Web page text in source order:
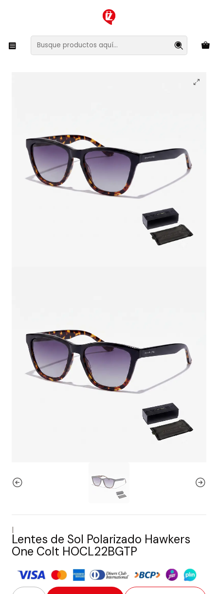
XMAS SALE ¡Compra antes de que la oferta termine!
Lentes y Accesorios Lentes de Sol
Lentes de Sol Polarizado Hawkers One Colt HOCL22BGTP
|
Lentes de Sol Polarizado Hawkers
One Colt HOCL22BGTP